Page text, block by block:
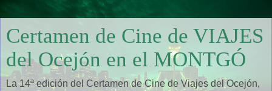
Certamen de Cine de VIAJES
del Ocejón en el MONTGÓ
La 14ª edición del Certamen de Cine de Viajes del Ocejón,